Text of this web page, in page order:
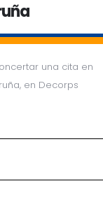
una cita en
en Decorps